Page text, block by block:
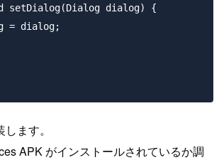
setDialog(Dialog dialog) {
= dialog;
ます。
APK がインストールされているか調